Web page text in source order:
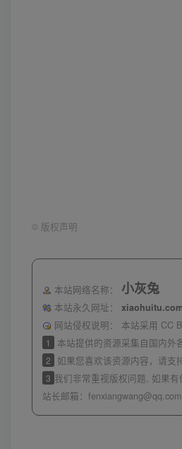
© 版权声明
本站网络名称： 小灰兔
本站永久网址：
网站侵权说明：
本站采用 CC
1 本站提供的资源采集自国内外
2 如果您喜欢该资源内容，请支
3 我们非常重视版权问题, 如果
站长邮箱： fenxiangwang@qq.com